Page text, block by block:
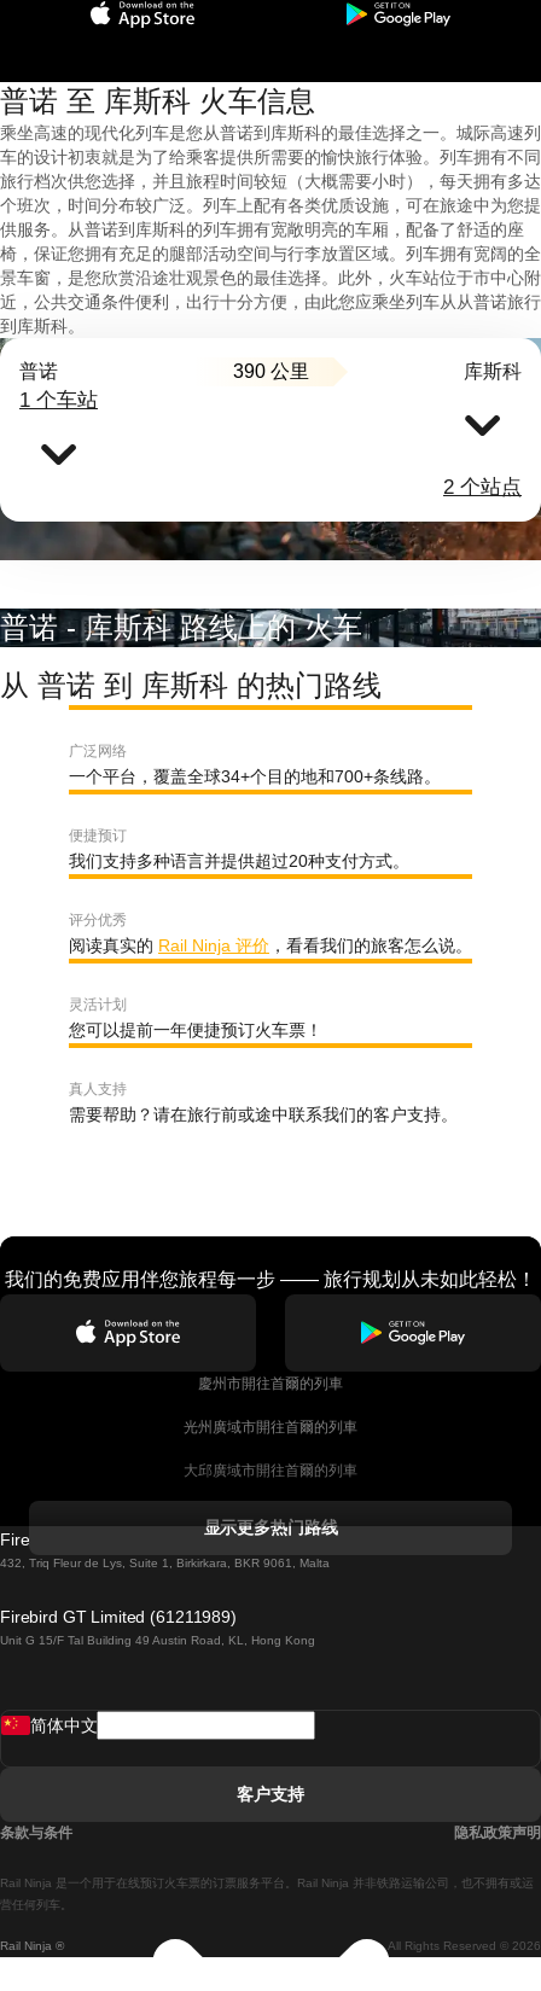
普诺 至 库斯科 火车信息
乘坐高速的现代化列车是您从普诺到库斯科的最佳选择之一。城际高速列
车的设计初衷就是为了给乘客提供所需要的愉快旅行体验。列车拥有不同
旅行档次供您选择，并且旅程时间较短（大概需要小时），每天拥有多达
个班次，时间分布较广泛。列车上配有各类优质设施，可在旅途中为您提
供服务。从普诺到库斯科的列车拥有宽敞明亮的车厢，配备了舒适的座
椅，保证您拥有充足的腿部活动空间与行李放置区域。列车拥有宽阔的全
景车窗，是您欣赏沿途壮观景色的最佳选择。此外，火车站位于市中心附
近，公共交通条件便利，出行十分方便，由此您应乘坐列车从从普诺旅行
到库斯科。
普诺 390 公里 库斯科
1 个车站
2 个站点
普诺 - 库斯科 路线上的 火车
从 普诺 到 库斯科 的热门路线
广泛网络
一个平台，覆盖全球34+个目的地和700+条线路。
便捷预订
我们支持多种语言并提供超过20种支付方式。
评分优秀
阅读真实的 Rail Ninja 评价 ，看看我们的旅客怎么说。
灵活计划
您可以提前一年便捷预订火车票！
真人支持
需要帮助？请在旅行前或途中联系我们的客户支持。
我们的免费应用伴您旅程每一步 —— 旅行规划从未如此轻松！
慶州市開往首爾的列車
光州廣域市開往首爾的列車
大邱廣域市開往首爾的列車
都柏林開往戈尔韦的列車
羅馬開往拿坡里的列車
馬德里開往巴塞罗那的列車
显示更多热门路线
Firebird GT Limited (OC 1451)
432, Triq Fleur de Lys, Suite 1, Birkirkara, BKR 9061, Malta
Firebird GT Limited (61211989)
Unit G 15/F Tal Building 49 Austin Road, KL, Hong Kong
Rail Ninja ® All Rights Reserved © 2026
Rail Ninja 是一个用于在线预订火车票的订票服务平台。Rail Ninja 并非铁路运输公司，也不拥有或运
营任何列车。
简体中文
客户支持
条款与条件 隐私政策声明